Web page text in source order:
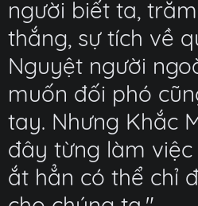
người biết ta,
thắng, sự tích về
Nguyệt người
muốn đối phó
tay. Nhưng Khắc
đây từng làm
ắt hẳn có thể chỉ